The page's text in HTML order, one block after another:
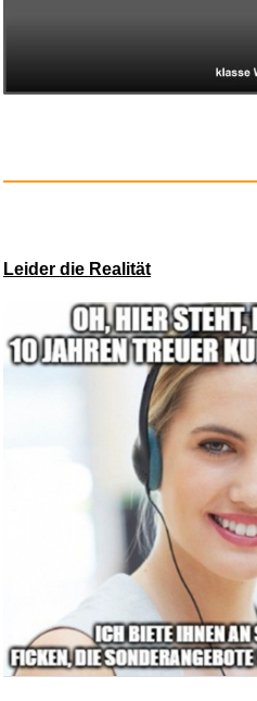
Zitronen
animonda
Leider die Realität